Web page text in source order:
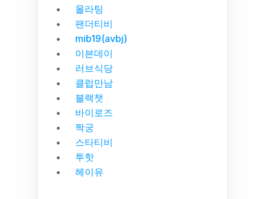
몰라팅
팬더티비
mib19(avbj)
이븐데이
러브식당
클럽만남
블랙챗
바이로즈
짝궁
스타티비
투핫
헤이유